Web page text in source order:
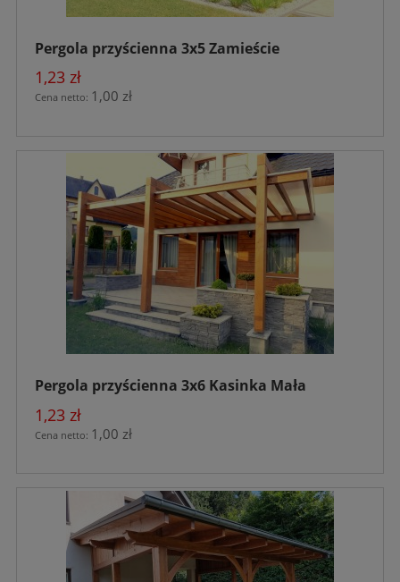
Pergola przyścienna 3x5 Zamieście
1,23 zł
Cena netto: 1,00 zł
Pergola przyścienna 3x6 Kasinka Mała
1,23 zł
Cena netto: 1,00 zł